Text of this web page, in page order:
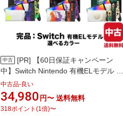
中古 [PR]
【60日保証キャンペーン
中】Switch Nintendo 有機ELモデル 完
品 選べるカラー Nintendo 任天堂 ニン
テンドー【中古】
中古品-良い
34,980 円〜 送料無料
318ポイント (1倍)〜